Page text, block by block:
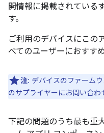
開情報に掲載されている
す。
ご利用のデバイスにこの
べてのユーザーにおすすめ
注: デバイスのファーム
のサプライヤーにお問い合わ
下記の問題のうち最も重